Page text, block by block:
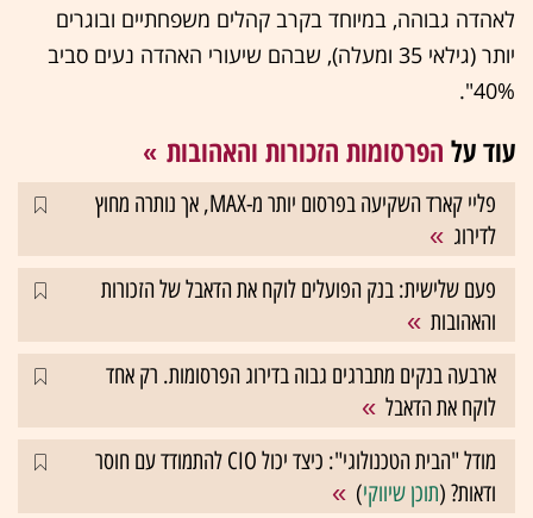
לאהדה גבוהה, במיוחד בקרב קהלים משפחתיים ובוגרים
יותר (גילאי 35 ומעלה), שבהם שיעורי האהדה נעים סביב
40%".
עוד על הפרסומות הזכורות והאהובות
פליי קארד השקיעה בפרסום יותר מ-MAX, אך נותרה מחוץ
לדירוג
פעם שלישית: בנק הפועלים לוקח את הדאבל של הזכורות
והאהובות
ארבעה בנקים מתברגים גבוה בדירוג הפרסומות. רק אחד
לוקח את הדאבל
מודל "הבית הטכנולוגי": כיצד יכול CIO להתמודד עם חוסר
ודאות? (תוכן שיווקי)